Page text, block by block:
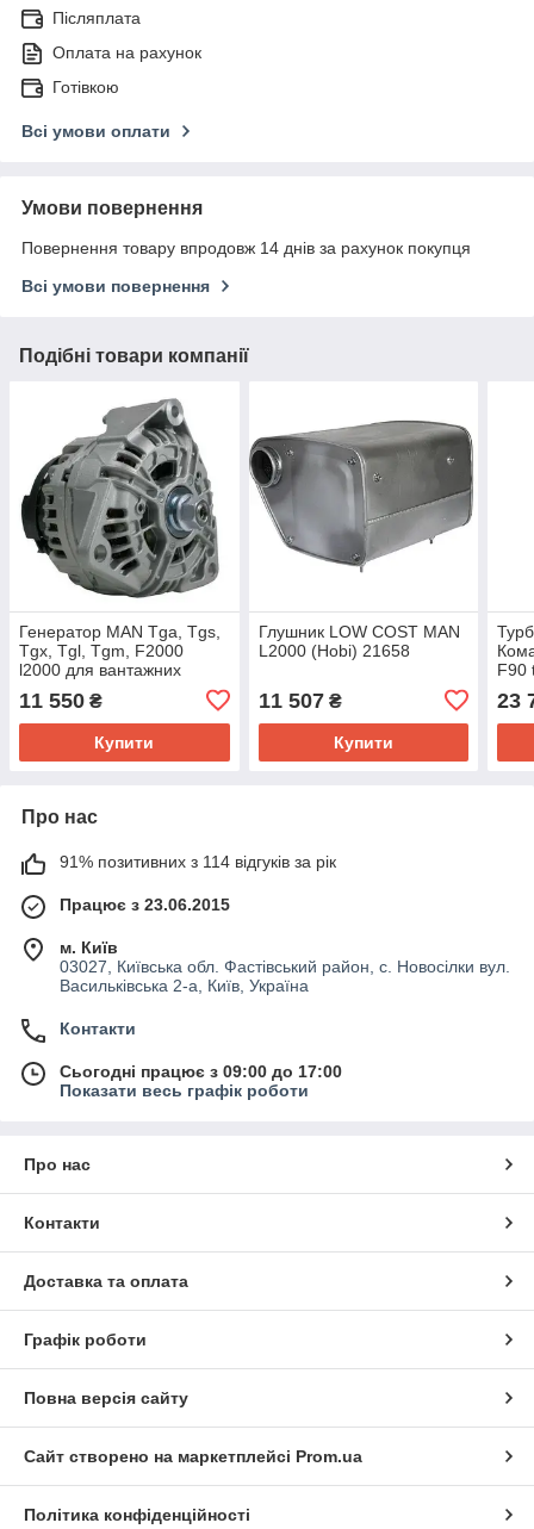
Післяплата
Оплата на рахунок
Готівкою
Всі умови оплати
Умови повернення
Повернення товару впродовж 14 днів за рахунок покупця
Всі умови повернення
Подібні товари компанії
Генератор MAN Tga, Tgs,
Tgx, Tgl, Tgm, F2000
l2000 для вантажних
Bosch 0124655009
11 550 ₴
Купити
Глушник LOW COST MAN
L2000 (Hobi) 21658
11 507₴
Купити
F90
Ман
23
Про нас
91% позитивних з 114 відгуків за рік
Працює з 23.06.2015
м. Київ
03027, Київська обл. Фастівський район, с. Новосілки вул.
Васильківська 2-а, Київ, Україна
Контакти
Сьогодні працює з 09:00 до 17:00
Показати весь графік роботи
Про нас
Контакти
Доставка та оплата
Графік роботи
Повна версія сайту
Сайт створено на маркетплейсі Prom.ua
Політика конфіденційності